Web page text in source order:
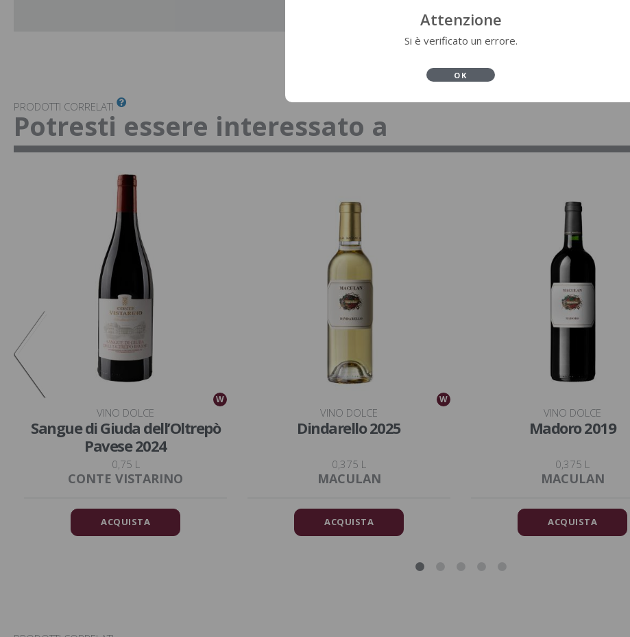
PRODOTTI CORRELATI
Potresti essere interessato a
W
VINO DOLCE
Sangue di Giuda dell’Oltrepò
Pavese 2024
0,75 L
CONTE VISTARINO
ACQUISTA
W
VINO DOLCE
Dindarello 2025
0,375 L
MACULAN
ACQUISTA
VINO DOLCE
Madoro 2019
0,375 L
MACULAN
ACQUISTA
Attenzione
Si è verificato un errore.
OK